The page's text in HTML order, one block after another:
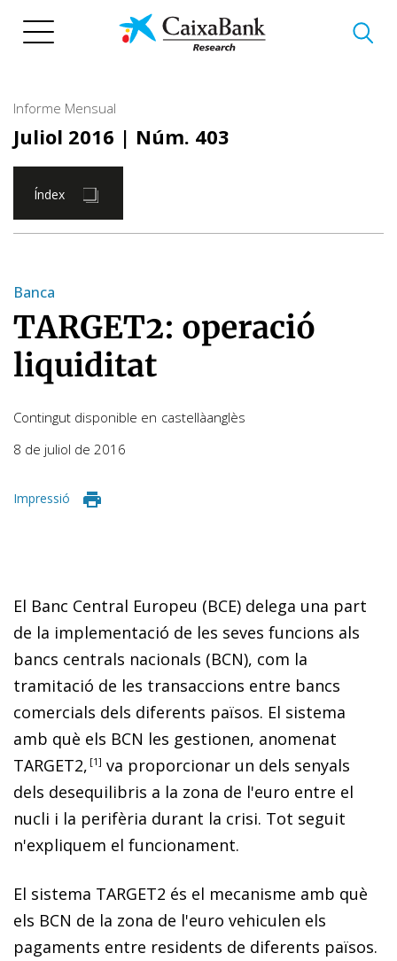
Informe Mensual
Juliol 2016 | Núm. 403
Índex
Banca
TARGET2: operació
liquiditat
Contingut disponible en castellàanglès
8 de juliol de 2016
Impressió
El Banc Central Europeu (BCE) delega una part
de la implementació de les seves funcions als
bancs centrals nacionals (BCN), com la
tramitació de les transaccions entre bancs
comercials dels diferents països. El sistema
amb què els BCN les gestionen, anomenat
TARGET2, 1
va proporcionar un dels senyals
dels desequilibris a la zona de l'euro entre el
nucli i la perifèria durant la crisi. Tot seguit
n'ex­­pli­­quem el funcionament.
El sistema TARGET2 és el mecanisme amb què
els BCN de la zona de l'euro vehiculen els
pagaments entre residents de diferents països.